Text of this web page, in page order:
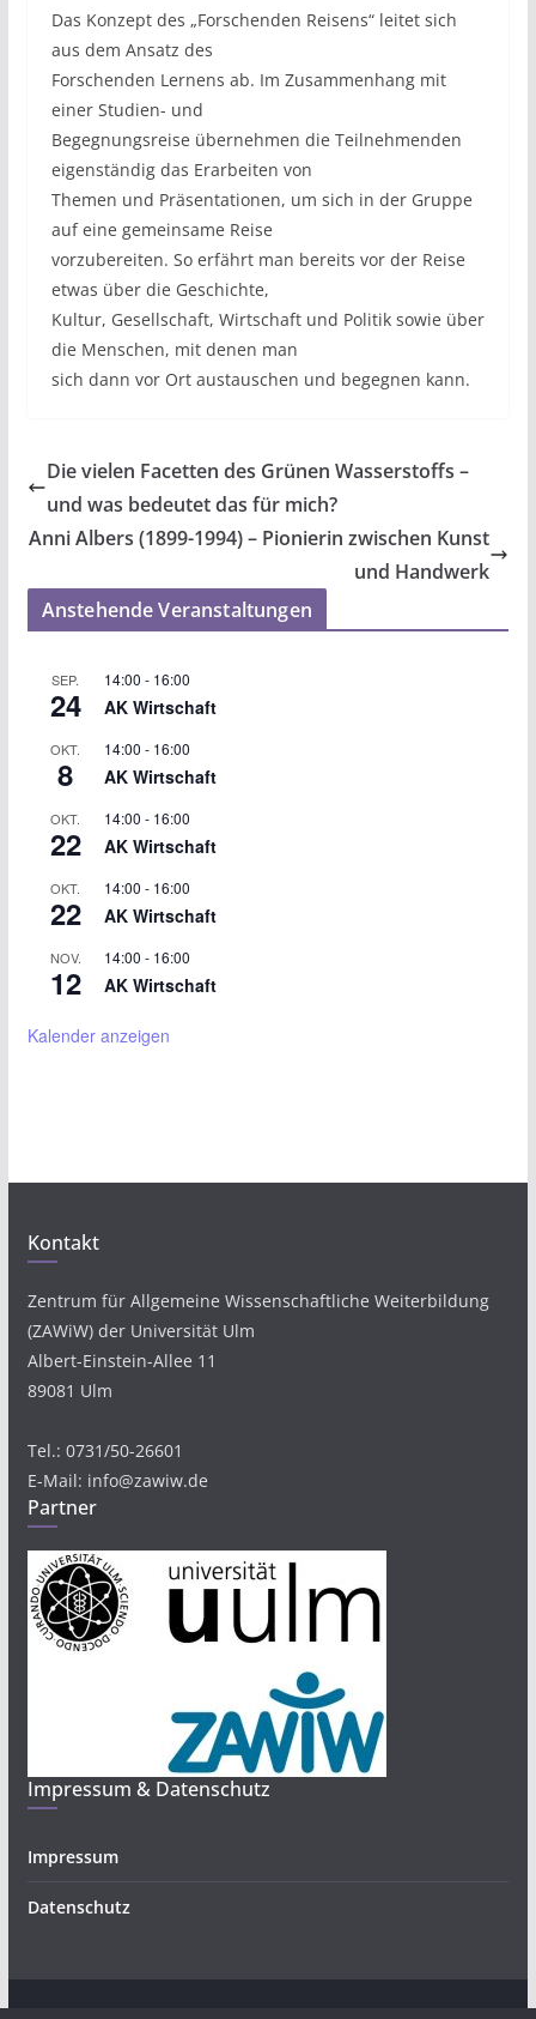
Das Konzept des „Forschenden Reisens“ leitet sich
aus dem Ansatz des
Forschenden Lernens ab. Im Zusammenhang mit
einer Studien- und
Begegnungsreise übernehmen die Teilnehmenden
eigenständig das Erarbeiten von
Themen und Präsentationen, um sich in der Gruppe
auf eine gemeinsame Reise
vorzubereiten. So erfährt man bereits vor der Reise
etwas über die Geschichte,
Kultur, Gesellschaft, Wirtschaft und Politik sowie über
die Menschen, mit denen man
sich dann vor Ort austauschen und begegnen kann.
Die vielen Facetten des Grünen Wasserstoffs –
und was bedeutet das für mich?
Anni Albers (1899-1994) – Pionierin zwischen Kunst
und Handwerk
Anstehende Veranstaltungen
SEP.
24
14:00 - 16:00
AK Wirtschaft
OKT.
8
14:00 - 16:00
AK Wirtschaft
OKT.
22
14:00 - 16:00
AK Wirtschaft
OKT.
22
14:00 - 16:00
AK Wirtschaft
NOV.
12
14:00 - 16:00
AK Wirtschaft
Kalender anzeigen
Kontakt
Zentrum für Allgemeine Wissenschaftliche Weiterbildung
(ZAWiW) der Universität Ulm
Albert-Einstein-Allee 11
89081 Ulm
Tel.: 0731/50-26601
E-Mail: info@zawiw.de
Partner
Impressum & Datenschutz
Impressum
Datenschutz